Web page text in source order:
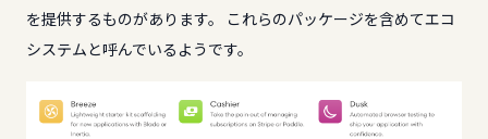
を提供するものがあります。 これらのパッケージを含めてエコ
システムと呼んでいるようです。